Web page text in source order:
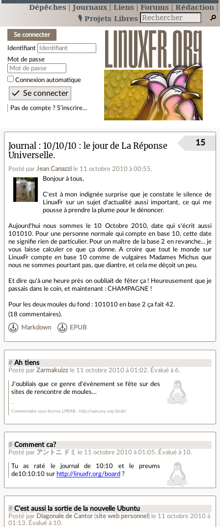
Dépêches Journaux Liens Forums
Rédaction
🎙️ Projets Libres
Se connecter
Identifiant
Mot de passe
Connexion automatique
Pas de compte ? S’inscrire…
Journal
10/10/10 : le jour de La Réponse
Universelle.
Posté par Jean Canazzi le 11 octobre 2010 à 00:55.
15
Bonjour à tous,
C'est à mon indignée surprise que je constate le silence de
LinuxFr sur un sujet d'actualité aussi important, ce qui me
pousse à prendre la plume pour le dénoncer.
Aujourd'hui nous sommes le 10 Octobre 2010, date qui s'écrit aussi
101010. Pour une personne normale qui compte en base 10, cette date
ne signifie rien de particulier. Pour un maître de la base 2 en revanche... je
vous laisse calculer ce que ça donne. A croire que tout le monde sur
LinuxFr compte en base 10 comme de vulgaires Madames Michus que
nous ne sommes pourtant pas, que diantre, et cela me déçoit un peu.
Et dire qu'à une heure près on oubliait de fêter ça ! Heureusement que je
passais dans le coin, et maintenant : CHAMPAGNE !
Pour les deux moules du fond : 101010 en base 2 ça fait 42.
(18 commentaires).
Markdown EPUB
# Ah tiens
Posté par Zarmakuizz le 11 octobre 2010 à 01:02. Évalué à 6.
J'oubliais que ce genre d'évènement se fête sur des
sites de rencontre de moules…
Commentaire sous licence LPRAB - http://sam.zoy.org/lprab/
# Comment ca?
Posté par アントニ ドミ le 11 octobre 2010 à 01:05. Évalué à 10.
Tu as raté le journal de 10:10 et le preums
de10:10:10 sur http://linuxfr.org/board ?
# C'est aussi la sortie de la nouvelle Ubuntu
Posté par Diagonale de Cantor (site web personnel ) le 11 octobre 2010 à
01:13. Évalué à 10.